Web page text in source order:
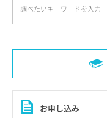
お申し込み